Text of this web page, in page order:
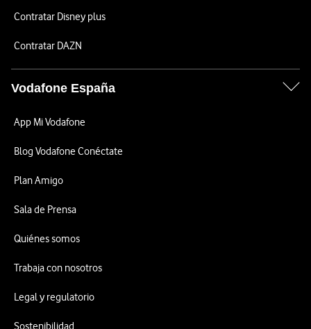
Contratar Disney plus
Contratar DAZN
Vodafone España
App Mi Vodafone
Blog Vodafone Conéctate
Plan Amigo
Sala de Prensa
Quiénes somos
Trabaja con nosotros
Legal y regulatorio
Sostenibilidad